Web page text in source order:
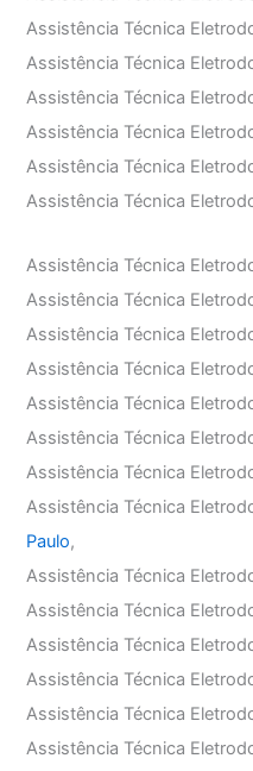
Assistência Técnica
Assistência Técnica
Assistência Técnica
Assistência Técnica
Assistência Técnica
Assistência Técnica
Assistência Técnica
Assistência Técnica
Assistência Técnica
Assistência Técnica
Assistência Técnica
Assistência Técnica
Assistência Técnica
Assistência Técnica
Paulo,
Assistência Técnica
Assistência Técnica
Assistência Técnica
Assistência Técnica
Assistência Técnica
Assistência Técnica